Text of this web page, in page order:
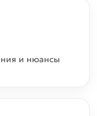
и нюансы